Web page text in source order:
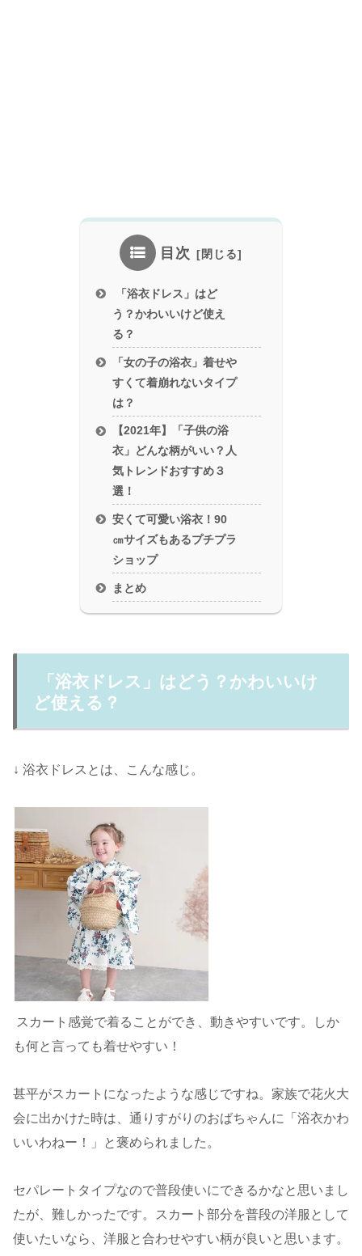
目次
「浴衣ドレス」はど
う？かわいいけど使え
る？
「女の子の浴衣」着せや
すくて着崩れないタイプ
は？
【2021年】「子供の浴
衣」どんな柄がいい？人
気トレンドおすすめ３
選！
安くて可愛い浴衣！90
㎝サイズもあるプチプラ
ショップ
まとめ
「浴衣ドレス」はどう？かわいいけ
ど使える？
↓ 浴衣ドレスとは、こんな感じ。
スカート感覚で着ることができ、動きやすいです。しか
も何と言っても着せやすい！
甚平がスカートになったような感じですね。家族で花火大
会に出かけた時は、通りすがりのおばちゃんに「浴衣かわ
いいわねー！」と褒められました。
セパレートタイプなので普段使いにできるかなと思いまし
たが、難しかったです。スカート部分を普段の洋服として
使いたいなら、洋服と合わせやすい柄が良いと思います。